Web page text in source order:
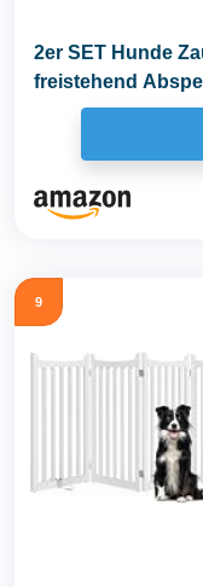
2er SET Hunde
freistehend
9